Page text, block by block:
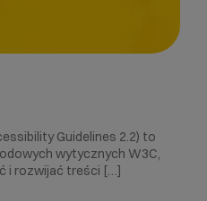
Guidelines 2.2) to
wytycznych W3C,
i rozwijać treści […]